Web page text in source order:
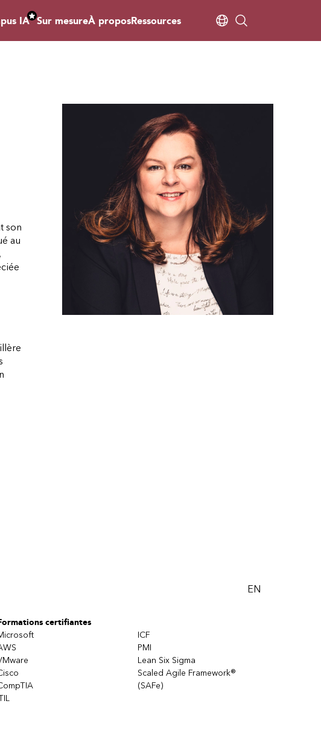
IA Sur mesureÀ proposRessources
son
au
EN
certifiantes
ICF
PMI
Lean Six Sigma
Scaled Agile Framework®
(SAFe)